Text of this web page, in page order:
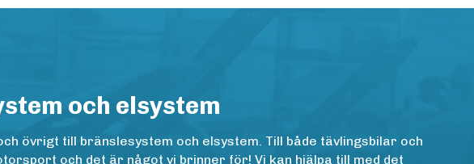
och elsystem
övrigt till bränslesystem och elsystem. Till både tävlingsbilar och
och det är något vi brinner för! Vi kan hjälpa till med det